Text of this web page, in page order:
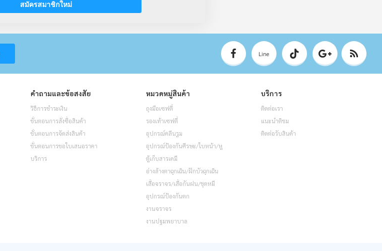
สมัครสมาชิกใหม่
Line
คำถามและข้อสงสัย
วิธีการชำระเงิน
ขั้นตอนการสั่งซื้อสินค้า
ขั้นตอนการจัดส่งสินค้า
ขั้นตอนการขอใบเสนอราคา
บริการ
หมวดหมู่สินค้า
ถุงมือเซฟตี้
รองเท้าเซฟตี้
อุปกรณ์คลีนรูม
อุปกรณ์ป้องกันศีรษะ/ใบหน้า/หู
ตู้เก็บสารเคมี
อ่างล้างตาฉุกเฉิน/ฝักบัวฉุกเฉิน
เสื้อจราจร/เสื้อกันฝน/ชุดหมี
อุปกรณ์ป้องกันตก
งานจราจร
งานปฐมพยาบาล
บริการ
ติดต่อเรา
แนะนำติชม
ติดต่อรับสินค้า